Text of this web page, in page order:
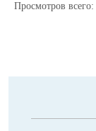
Просмотров всего: